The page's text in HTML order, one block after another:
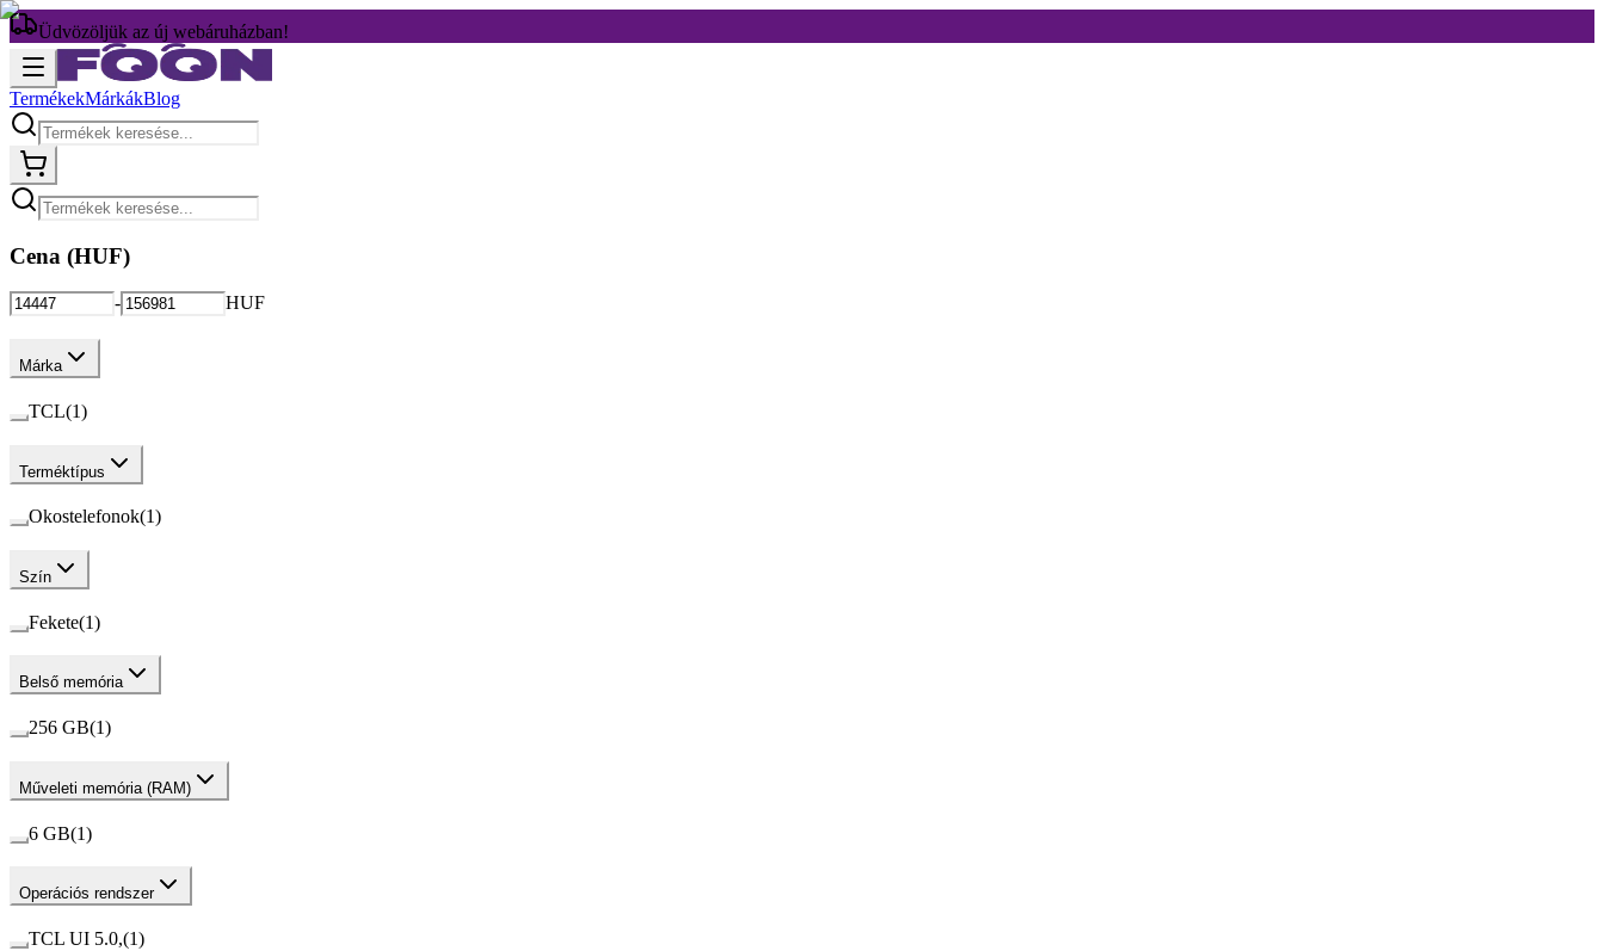
Üdvözöljük az új webáruházban!
TermékekMárkákBlog
Cena (HUF)
- HUF
Márka
TCL(1)
Terméktípus
Okostelefonok(1)
Szín
Fekete(1)
Belső memória
256 GB(1)
Műveleti memória (RAM)
6 GB(1)
Operációs rendszer
TCL UI 5.0,(1)